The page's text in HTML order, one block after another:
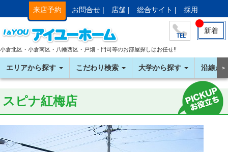
来店予約 お問合せ | 店舗 | 総合サイト | 採用
新着
小倉北区・小倉南区・八幡西区・戸畑・門司等のお部屋探しはお任せ!!
エリアから探す こだわり検索 大学から探す 沿線か＞
スピナ紅梅店